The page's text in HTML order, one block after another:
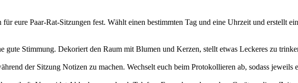
eure Paar-Rat-Sitzungen fest. Wählt einen bestimmten Tag und eine Uhrzeit und erstellt
gute Stimmung. Dekoriert den Raum mit Blumen und Kerzen, stellt etwas Leckeres zu
der Sitzung Notizen zu machen. Wechselt euch beim Protokollieren ab, sodass jeweils